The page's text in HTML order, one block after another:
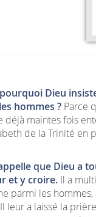
Dieu
hommes ?Parce
déjà maintes fois
de la Trinité
que Dieu a
et y croire.Il a
parmi les hommes,
leur a laissé la